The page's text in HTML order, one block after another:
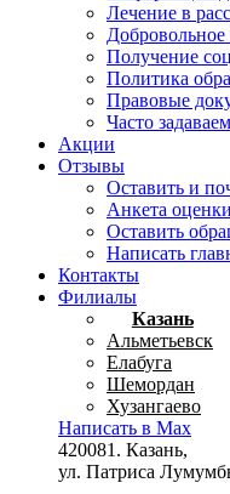
Лечение в
Добровольное
Получение
Политика
Правовые
Часто
Акции
Отзывы
Оставить и
Анкета
Оставить
Написать
Контакты
Филиалы
Казань
Альметьевск
Елабуга
Шемордан
Хузангаево
Написать в Max
420081. Казань,
ул. Патриса